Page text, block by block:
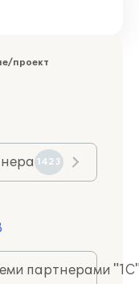
проект
1423
партнерами